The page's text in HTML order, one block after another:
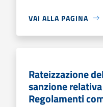
VAI ALLA PAGINA
Rateizzazione
sanzione
Regolamenti